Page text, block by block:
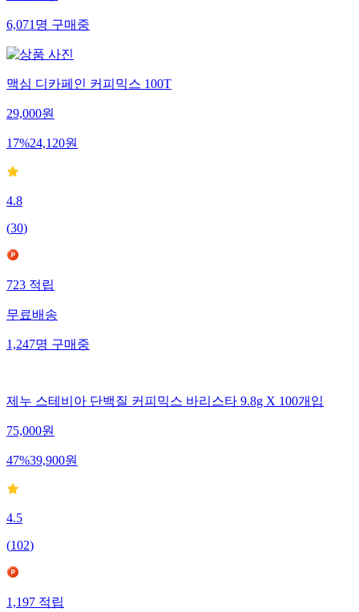
6,071명구매중
맥심 디카페인 커피믹스 100T
29,000원
17%24,120원
4.8
(30)
723적립
무료배송
1,247명구매중
제누 스테비아 단백질 커피믹스 바리스타 9.8g X 100개입
75,000원
47%39,900원
4.5
(102)